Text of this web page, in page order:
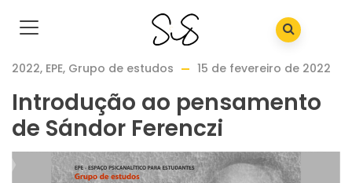
2022, EPE, Grupo de estudos 15 de fevereiro de 2022
Introdução ao pensamento
de Sándor Ferenczi